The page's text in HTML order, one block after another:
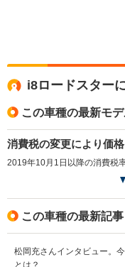
i8ロードスター
この車種の最新モ
消費税の変更により価
この車種の最新記事
松岡充さんインタビュー。
とは？